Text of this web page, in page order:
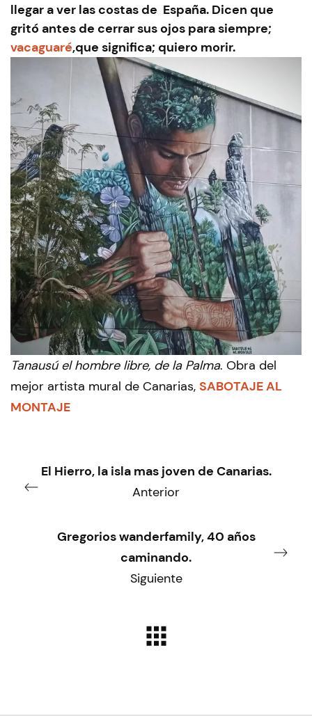
llegar a ver las costas de España. Dicen que
gritó antes de cerrar sus ojos para siempre;
vacaguaré,que significa; quiero morir.
Tanausú el hombre libre, de la Palma. Obra del
mejor artista mural de Canarias, SABOTAJE AL
MONTAJE
El Hierro, la isla mas joven de Canarias.
Anterior
Gregorios wanderfamily, 40 años
caminando.
Siguiente